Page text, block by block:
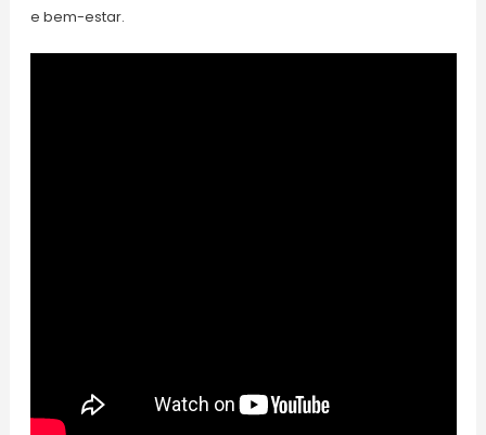
e bem-estar.